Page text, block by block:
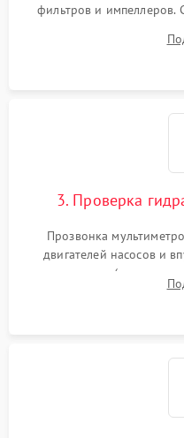
фильтров и импеллеров.
циркуляционному
3. Проверка
Прозвонка
двигателей насосов и
прессостата (датчика
концевика дверцы и